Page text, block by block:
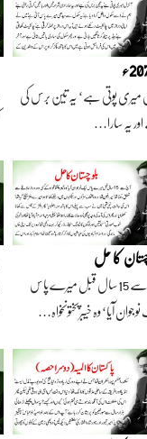
میری پوتی ہے‘ یہ تین برس کی
یہ سارا…
کا حل
آج سے 15 سال قبل میرے پاس
آیا‘ وہ خیبرپختونخواہ…